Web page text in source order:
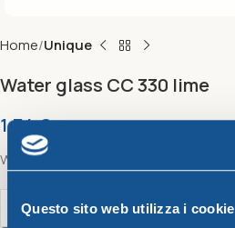
Questo sito web utilizza i cookie
Home Unique
Water glass CC 330 lime
1,34€
Water glass CC 330 lime